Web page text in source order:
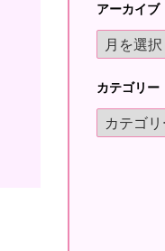
アーカイブ
カテゴリー